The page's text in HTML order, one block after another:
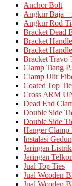
Anchor Bolt
Angkur Baja
Angkur Rod
Bracket Dead
Bracket
Bracket
Bracket Travo
Clamp Tiang
Clamp Ulir
Coated Top Tie
Cross ARM
Dead End
Double Side
Double Side
Hanger Clamp
Instalasi
Jaringan Listrik
Jaringan
Jual Top Ties
Jual Wooden
Jual Wooden